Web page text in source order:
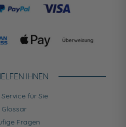
IHNEN
für Sie
Glossar
Fragen